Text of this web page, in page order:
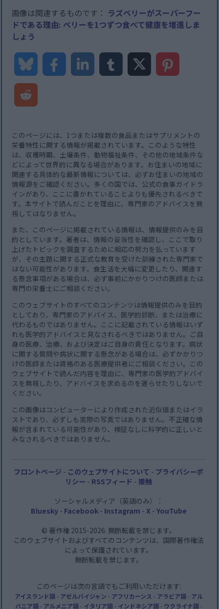
画像は関連するものです： ラズベリーがスーパーフー
ドである理由: ベリーを1つずつ食べて健康を増進しま
しょう
このページには、1つまたは複数の食品またはサプリメントの
栄養特性に関する情報が掲載されています。このような特性
は、収穫時期、土壌条件、動物福祉条件、その他の地域条件な
どによって世界的に異なる場合があります。お住まいの地域に
関連する具体的な最新情報については、必ずお住まいの地域の
情報源をご確認ください。多くの国では、公式の食事ガイドラ
インがあり、ここに書かれていることよりも優先されるべきで
す。本サイトで読んだことを理由に、専門家のアドバイスを無
視してはなりません。
また、このページに掲載されている情報は、情報提供のみを目
的としています。著者は、情報の妥当性を確認し、ここで取り
上げたトピックを調査するために相応の努力を払っています
が、その主題に関する正式な教育を受けた訓練された専門家で
はない可能性があります。食生活を大幅に変更したり、関連す
る懸念事項がある場合は、必ず事前にかかりつけの医師または
専門の栄養士にご相談ください。
このウェブサイトのすべてのコンテンツは情報提供のみを目的
としており、専門家のアドバイス、医学的診断、または治療に
代わるものではありません。ここに記載されている情報はいず
れも医学的アドバイスと見なされるべきではありません。ご自
身の医療、治療、および決定はご自身の責任となります。病状
に関する質問や病状に関する懸念がある場合は、必ずかかりつ
けの医師または資格のある医療提供者にご相談ください。この
ウェブサイトで読んだ内容を理由に、専門家の医学的アドバイ
スを無視したり、アドバイスを求めるのを遅らせたりしないで
ください。
この画像はコンピューターにより作成された近似値またはイラ
ストであり、必ずしも実際の写真ではありません。不正確な情
報が含まれている可能性があり、検証なしに科学的に正しいと
みなされるべきではありません。
フロントページ - このウェブサイトについて - プライバシーポ
リシー - RSSフィード - 接触
ソーシャルメディア（英語のみ）：
Bluesky- Facebook- Instagram - X - YouTube
© 著作権 2015-2026. 無断転載を禁じます。
このウェブサイトおよびすべてのコンテンツは、国際著作権法
によって保護されています。
無断転載を禁じます。
このページは次の言語でもご利用いただけます:
アイスランド語- アゼルバイジャン - アフリカーンス - アラビア語- アル
バニア語- アルメニア語- イタリア語- インドネシア語- ウクライナ語-